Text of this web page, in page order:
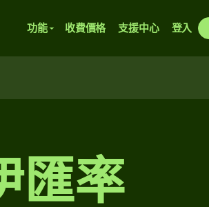
功能 收費價格 支援中心 登入
匯率